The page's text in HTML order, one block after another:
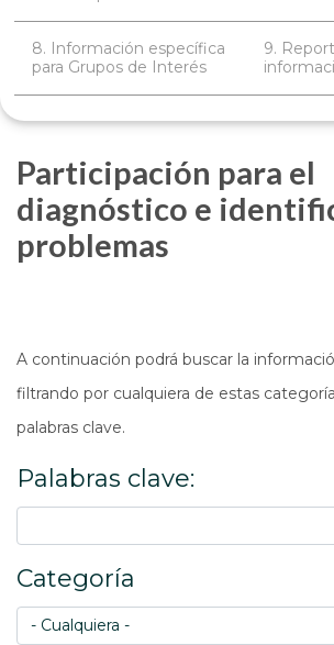
8. Información específica
para Grupos de Interés
9.
Participación para el
diagnóstico e
problemas
A continuación podrá buscar la
filtrando por cualquiera de estas
palabras clave.
Palabras clave:
Categoría